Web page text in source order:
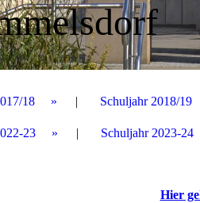
18 Schuljahr 2018/19
23 Schuljahr 2023-24
Hier